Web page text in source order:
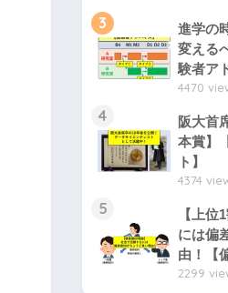
3
進学の
変える
験者ア
4470
4
阪大首
本賞】
ト】
4374
5
【上位
には偏
由！【
2299